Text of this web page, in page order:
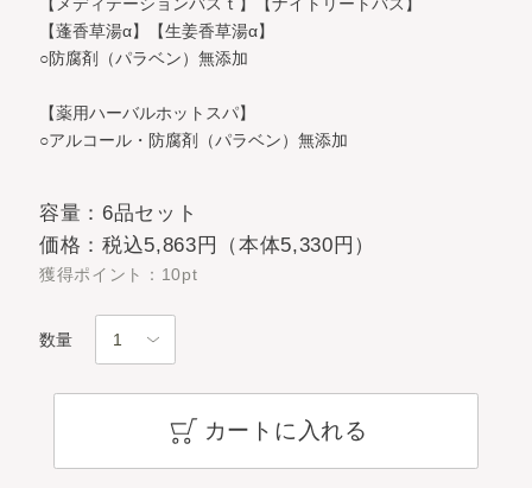
【蓬香草湯α】【生姜香草湯α】
○防腐剤（パラベン）無添加
【薬用ハーバルホットスパ】
○アルコール・防腐剤（パラベン）無添加
容量：6品セット
価格：税込5,863円（本体5,330円）
獲得ポイント：10pt
数量
カートに入れる